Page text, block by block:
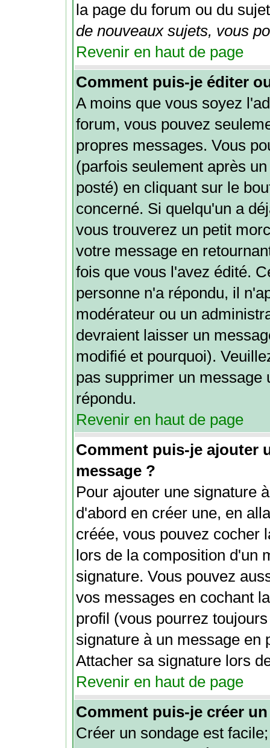
la page du forum ou du
de nouveaux sujets, vous
Revenir en haut de page
Comment puis-je éditer
A moins que vous soyez
forum, vous pouvez
propres messages. Vous
(parfois seulement après
posté) en cliquant sur le
concerné. Si quelqu'un a
vous trouverez un petit
votre message en
fois que vous l'avez édité.
personne n'a répondu, il
modérateur ou un
devraient laisser un
modifié et pourquoi).
pas supprimer un message
répondu.
Revenir en haut de page
Comment puis-je ajouter
message ?
Pour ajouter une signature
d'abord en créer une, en
créée, vous pouvez cocher
lors de la composition d'un
signature. Vous pouvez
vos messages en cochant
profil (vous pourrez
signature à un message en
Attacher sa signature lors
Revenir en haut de page
Comment puis-je créer
Créer un sondage est